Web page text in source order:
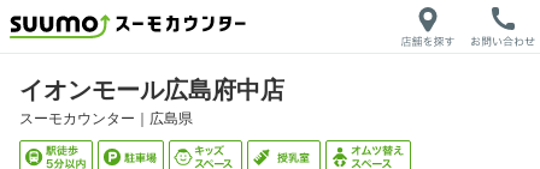
イオンモール広島府中店
スーモカウンター｜ 広島県